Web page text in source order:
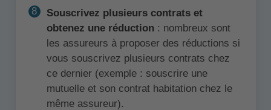
Souscrivez plusieurs contrats et
obtenez une réduction: nombreux sont
les assureurs à proposer des réductions si
vous souscrivez plusieurs contrats chez
ce dernier (exemple : souscrire une
mutuelle et son contrat habitation chez le
même assureur).